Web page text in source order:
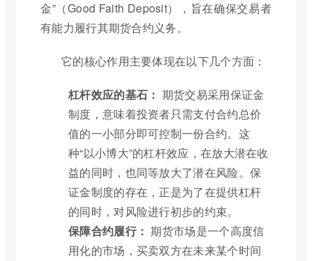
金”（Good Faith Deposit），旨在确保交易者
有能力履行其期货合约义务。
它的核心作用主要体现在以下几个方面：
杠杆效应的基石： 期货交易采用保证金
制度，意味着投资者只需支付合约总价
值的一小部分即可控制一份合约。这
种“以小博大”的杠杆效应，在放大潜在收
益的同时，也同等放大了潜在风险。保
证金制度的存在，正是为了在提供杠杆
的同时，对风险进行初步的约束。
保障合约履行： 期货市场是一个高度信
用化的市场，买卖双方在未来某个时间